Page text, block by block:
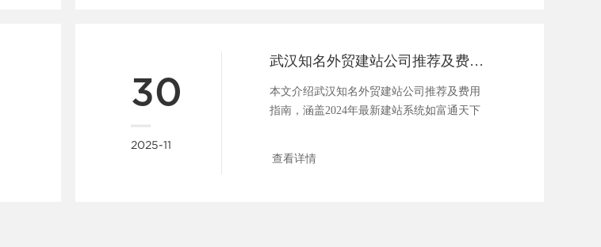
30
2025-11
武汉知名外贸建站公司推荐及费用指南
本文介绍武汉知名外贸建站公司推荐及费用
指南，涵盖2024年最新建站系统如富通天下
查看详情